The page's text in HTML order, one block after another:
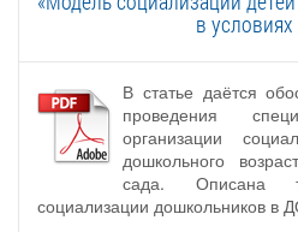
в
В статье даётся
проведения
организации
дошкольного
сада. Описана
социализации дошкольников в